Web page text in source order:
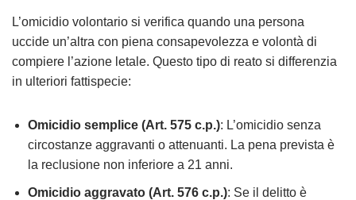
L’omicidio volontario si verifica quando una persona
uccide un’altra con piena consapevolezza e volontà di
compiere l’azione letale. Questo tipo di reato si differenzia
in ulteriori fattispecie:
Omicidio semplice (Art. 575 c.p.): L’omicidio senza
circostanze aggravanti o attenuanti. La pena prevista è
la reclusione non inferiore a 21 anni.
Omicidio aggravato (Art. 576 c.p.): Se il delitto è